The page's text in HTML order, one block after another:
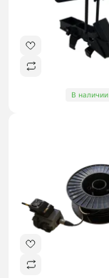
В наличии